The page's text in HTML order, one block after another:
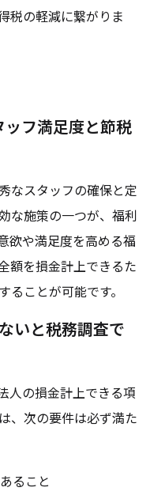
税の軽減に繋がりま
フ満足度と節税
なスタッフの確保と定
な施策の一つが、福利
欲や満足度を高める福
額を損金計上できるた
ことが可能です。
いと税務調査で
人の損金計上できる項
、次の要件は必ず満た
ること